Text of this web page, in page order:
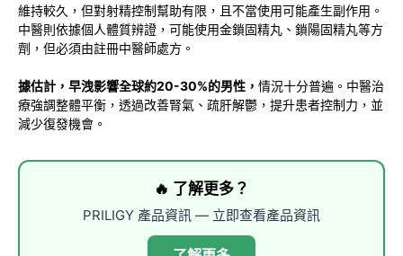
維持較久，但對射精控制幫助有限，且不當使用可能產生副作用。
中醫則依據個人體質辨證，可能使用金鎖固精丸、鎖陽固精丸等方
劑，但必須由註冊中醫師處方。
據估計，早洩影響全球約20-30%的男性， 情況十分普遍。中醫治
療強調整體平衡，透過改善腎氣、疏肝解鬱，提升患者控制力，並
減少復發機會。
🔥 了解更多？
PRILIGY 產品資訊 — 立即查看產品資訊